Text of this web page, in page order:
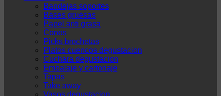
Bandejas soportes
Bases gruesas
Papel anti grasa
Conos
Picks brochetas
Platos cuencos degustacion
Cuchara degustacion
Embalaje y cartonaje
Tapas
Take away